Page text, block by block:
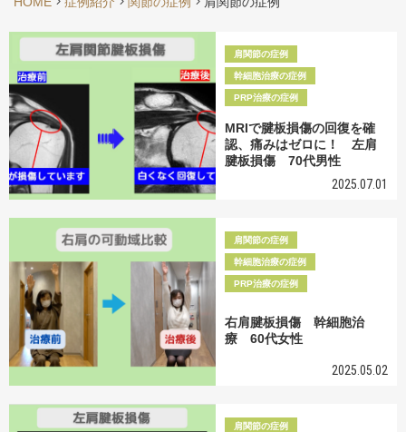
肩関節の症例
幹細胞治療の症例
PRP治療の症例
MRIで腱板損傷の回復を確
認、痛みはゼロに！ 左肩
腱板損傷 70代男性
2025.07.01
肩関節の症例
幹細胞治療の症例
PRP治療の症例
右肩腱板損傷 幹細胞治
療 60代女性
2025.05.02
肩関節の症例